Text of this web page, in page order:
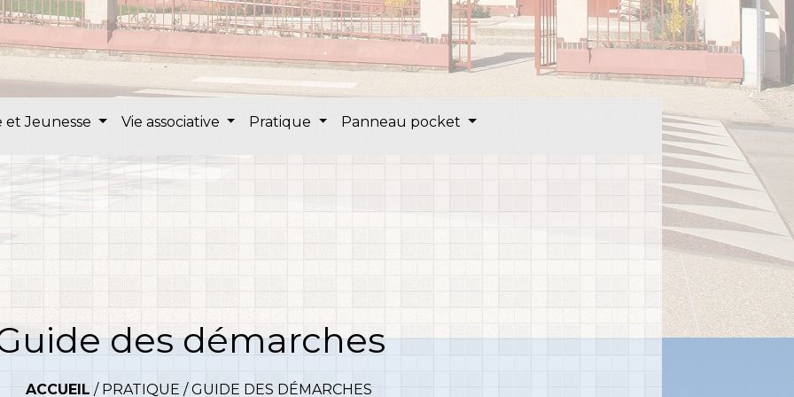
et Jeunesse Vie associative Pratique Panneau pocket
des démarches
ACCUEIL / PRATIQUE /GUIDE DES DÉMARCHES